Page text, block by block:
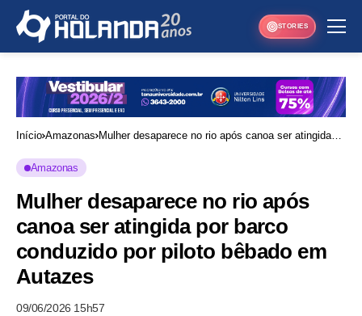
STORIES
Início Amazonas Mulher desaparece no rio após canoa ser atingida
Amazonas
Mulher desaparece no rio após
canoa ser atingida por barco
conduzido por piloto bêbado em
Autazes
09/06/2026 15h57